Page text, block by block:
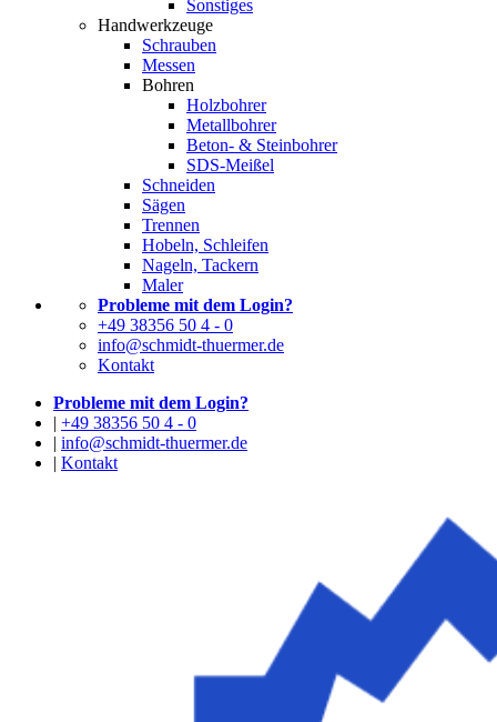
Sonstiges
Handwerkzeuge
Schrauben
Messen
Bohren
Holzbohrer
Metallbohrer
Beton- & Steinbohrer
SDS-Meißel
Schneiden
Sägen
Trennen
Hobeln, Schleifen
Nageln, Tackern
Maler
Probleme mit dem Login?
+49 38356 50 4 - 0
info@schmidt-thuermer.de
Kontakt
Probleme mit dem Login?
| +49 38356 50 4 - 0
| info@schmidt-thuermer.de
| Kontakt